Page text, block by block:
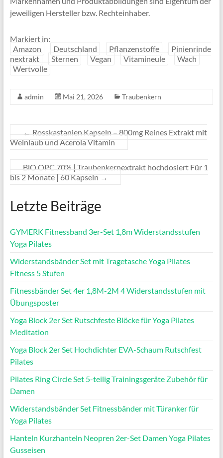
jeweiligen Hersteller bzw. Rechteinhaber.
Markiert in:
Amazon
Deutschland Pflanzenstoffe
Pinienrinde
nextrakt
Sternen Vegan Vitamineule
Wach
Wertvolle
admin Mai 21, 2026 Traubenkern
← Rosskastanien Kapseln – 800mg Reines Extrakt mit
Weinlaub und Acerola Vitamin
BlO OPC 70% | Traubenkernextrakt hochdosiert Für 1
bis 2 Monate | 60 Kapseln →
Letzte Beiträge
GYMERK Fitnessband 3er-Set 1,8m Widerstandsstufen
Yoga Pilates
Widerstandsbänder Set mit Tragetasche Yoga Pilates
Fitness 5 Stufen
Fitnessbänder Set 4er 1,8M-2M 4 Widerstandsstufen mit
Übungsposter
Yoga Block 2er Set Rutschfeste Blöcke für Yoga Pilates
Meditation
Yoga Block 2er Set Hochdichter EVA-Schaum Rutschfest
Pilates
Pilates Ring Circle Set 5-teilig Trainingsgeräte Zubehör für
Damen
Widerstandsbänder Set Fitnessbänder mit Türanker für
Yoga Pilates
Hanteln Kurzhanteln Neopren 2er-Set Damen Yoga Pilates
Gusseisen